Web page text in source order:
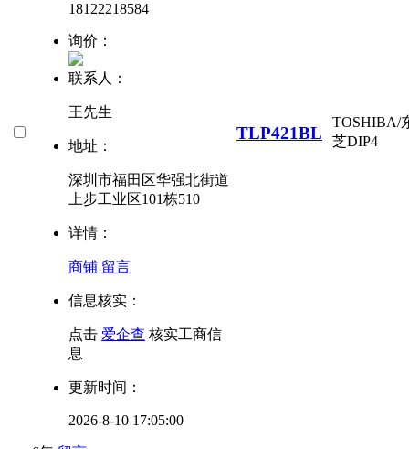
18122218584
询价：
联系人：
王先生
地址：
深圳市福田区华强北街道
上步工业区101栋510
详情：
商铺 留言
信息核实：
点击 爱企查 核实工商信
息
更新时间：
2026-8-10 17:05:00
TLP421BL
TOSHIBA/
芝DIP4